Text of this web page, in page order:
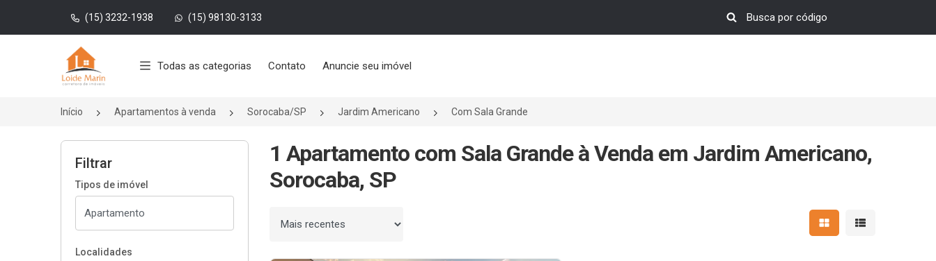
(15) 3232-1938 (15) 98130-3133
Página inicial
Todas as categorias Contato Anuncie seu imóvel
Início Apartamentos à venda Sorocaba/SP Jardim Americano Com Sala Grande
Filtrar
Tipos de imóvel
Localidades
1 Apartamento com Sala Grande à Venda em Jardim Americano,
Sorocaba, SP
Ordenar por Mostrar resultados em
Mostrar